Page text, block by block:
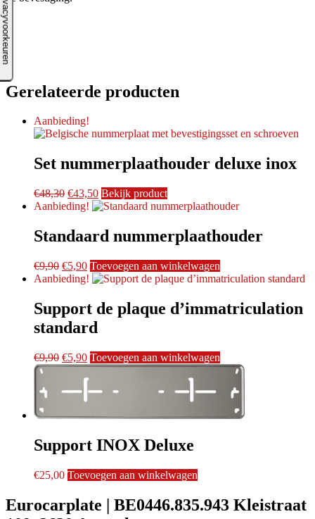
Gerelateerde producten
Aanbieding!
Set nummerplaathouder deluxe inox
€48,30 Oorspronkelijke
prijs
€48,30.
€43,50Huidige
prijs
€43,50.
Bekijk product
Aanbieding!
Standaard nummerplaathouder
€9,90 Oorspronkelijke
prijs
€9,90.
€5,90Huidige
prijs
€5,90.
Toevoegen aan winkelwagen
Aanbieding!
Support de plaque d’immatriculation
standard
€9,90 Oorspronkelijke
prijs
€9,90.
€5,90Huidige
prijs
is:
€5,90.
Toevoegen aan winkelwagen
Support INOX Deluxe
€25,00 Toevoegen aan winkelwagen
Eurocarplate | BE0446.835.943 Kleistraat